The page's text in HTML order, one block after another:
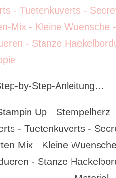
by-Step-Anleitung…